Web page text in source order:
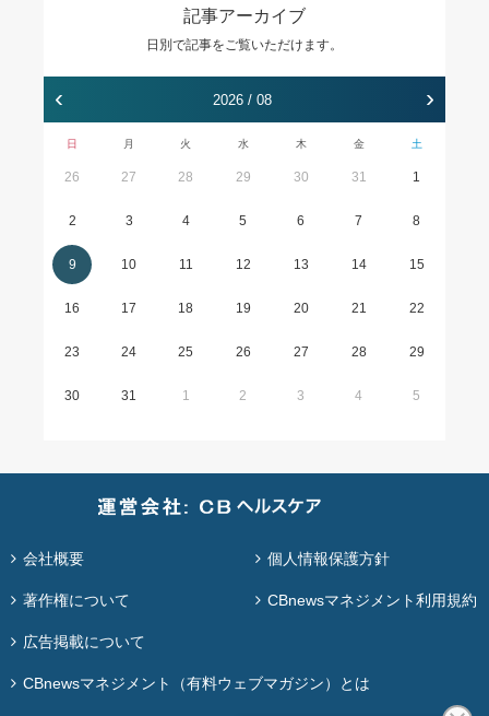
記事アーカイブ
日別で記事をご覧いただけます。
‹ 2026 / 08 ›
日 月 火 水 木 金 土
26 27 28 29 30 31 1
2 3 4 5 6 7 8
9 10 11 12 13 14 15
16 17 18 19 20 21 22
23 24 25 26 27 28 29
30 31 1 2 3 4 5
会社概要 個人情報保護方針
著作権について CBnewsマネジメント利用規約
広告掲載について
CBnewsマネジメント（有料ウェブマガジン）とは